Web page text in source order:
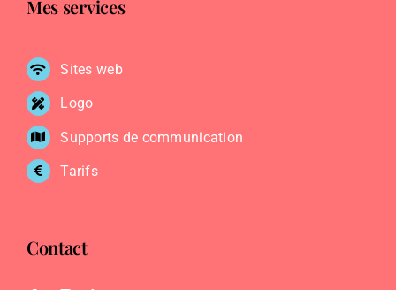
Mes services
Sites web
Logo
Supports de communication
Tarifs
Contact